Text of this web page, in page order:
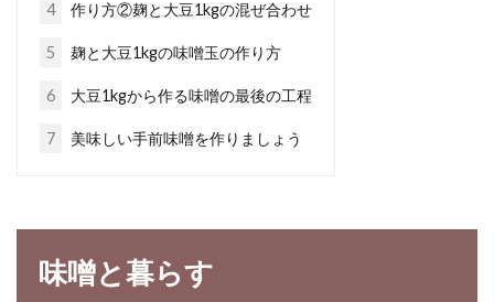
米機にかけることは可能？
玄米や白米に、虫が湧いてしまったことありま
せんか？玄米を害虫から守り美味しく食べる
た...
米、すべて同じお米です
4 作り方②麹と大豆1kgの混ぜ合わせ
5 麹と大豆1kgの味噌玉の作り方
6 大豆1kgから作る味噌の最後の工程
7 美味しい手前味噌を作りましょう
味噌と暮らす